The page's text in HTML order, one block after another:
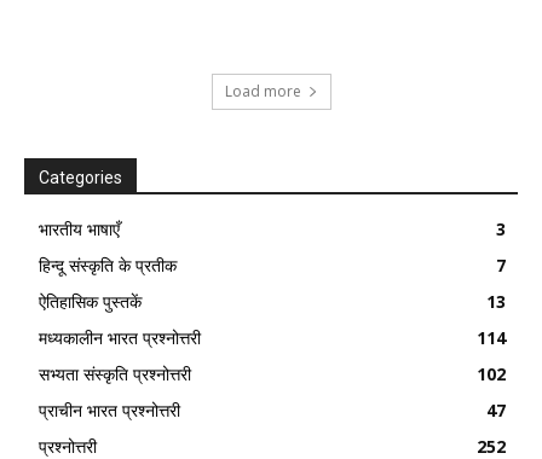
Load more
Categories
भारतीय भाषाएँ
3
हिन्दू संस्कृति के प्रतीक
7
ऐतिहासिक पुस्तकें
13
मध्यकालीन भारत प्रश्नोत्तरी
114
सभ्यता संस्कृति प्रश्नोत्तरी
102
प्राचीन भारत प्रश्नोत्तरी
47
प्रश्नोत्तरी
252